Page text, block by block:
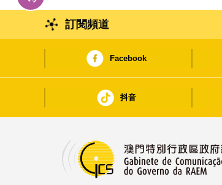
訂閱頻道
Facebook
抖音